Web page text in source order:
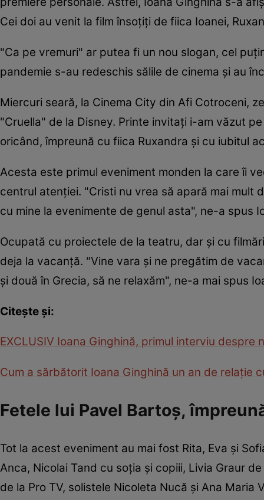
Cei doi au venit la film însoțiți de fiica Ioanei,
"Ca pe vremuri" ar putea fi un nou slogan, cel
pandemie s-au redeschis sălile de cinema și au
Miercuri seară, la Cinema City din Afi Cotroceni,
"Cruella" de la Disney. Printe invitați i-am văzut
oricând, împreună cu fiica Ruxandra și cu iubitul
Acesta este primul eveniment monden la care îi
centrul atenției. "Cristi nu vrea să apară mai mult
cu mine la evenimente de genul asta", ne-a spus
Ocupată cu proiectele de la teatru, dar și cu
deja la vacanță. "Vine vara și ne pregătim de
și două în Grecia, să ne relaxăm", ne-a mai spus
Citește și:
EXCLUSIV Ioana Ginghină, primul interviu despre
Cum a sărbătorit Ioana Ginghină un an de relație
Fetele lui Pavel Bartoș,
Tot la acest eveniment au mai fost Rita, Eva și
Anca, Nicolai Tand cu soția și copiii, Livia Graur
de la Pro TV, solistele Nicoleta Nucă și Ana Maria